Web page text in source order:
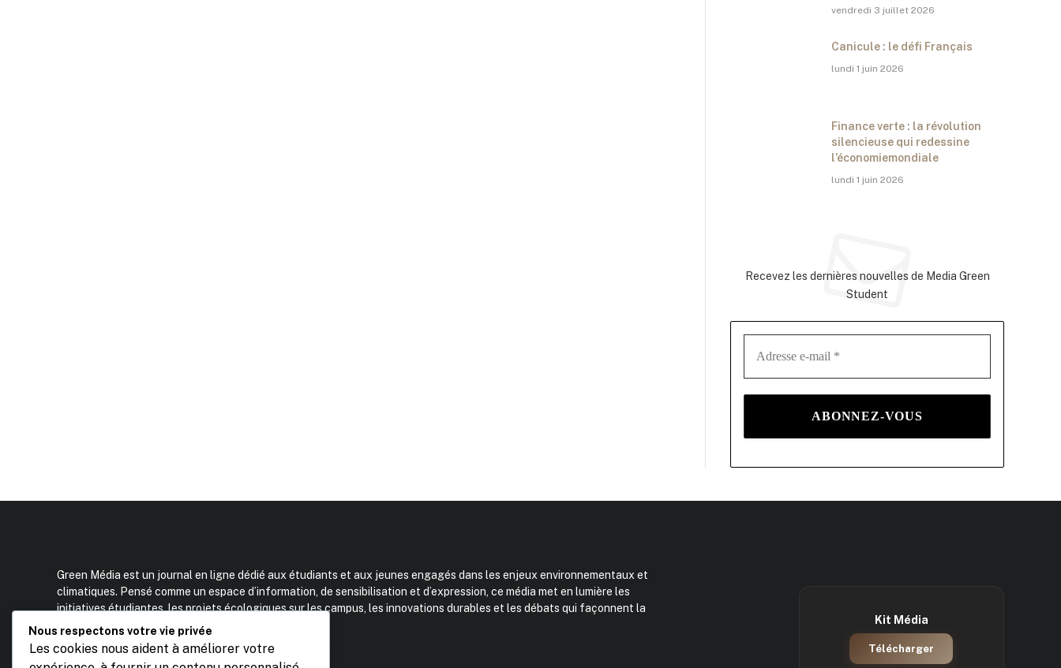
vendredi 3 juillet 2026
Canicule : le défi Français
lundi 1 juin 2026
Finance verte : la révolution
silencieuse qui redessine
l’économiemondiale
lundi 1 juin 2026
Recevez les dernières nouvelles de Media Green
Student
Green Média est un journal en ligne dédié aux étudiants et aux jeunes engagés dans les enjeux environnementaux et
climatiques. Pensé comme un espace d’information, de sensibilisation et d’expression, ce média met en lumière les
initiatives étudiantes, les projets écologiques sur les campus, les innovations durables et les débats qui façonnent la
transition écologique en France et à l’international.
Fondateur : Kamil Makhloufi – Etudiant BBS Kedge BS
Kit Média
Télécharger
Nous respectons votre vie privée
Les cookies nous aident à améliorer votre